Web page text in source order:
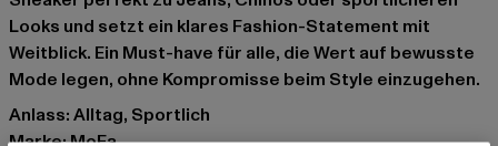
Looks und setzt ein klares Fashion-Statement mit
Weitblick. Ein Must-have für alle, die Wert auf bewusste
Mode legen, ohne Kompromisse beim Style einzugehen.
Anlass: Alltag, Sportlich